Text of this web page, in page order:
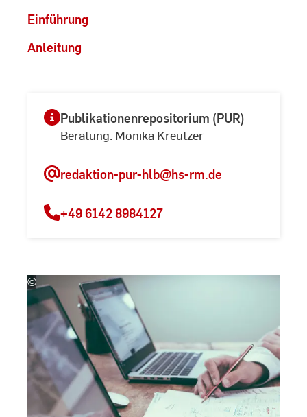
Einführung
Anleitung
Publikationenrepositorium (PUR)
Beratung: Monika Kreutzer
redaktion-pur-hlb@hs-rm.de
+49 6142 8984127
©
Scott
Graham